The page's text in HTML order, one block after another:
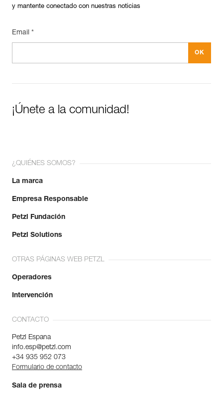
y mantente conectado con nuestras noticias
Email *
¡Únete a la comunidad!
¿QUIÉNES SOMOS?
La marca
Empresa Responsable
Petzl Fundación
Petzl Solutions
OTRAS PÁGINAS WEB PETZL
Operadores
Intervención
CONTACTO
Petzl Espana
info.esp@petzl.com
+34 935 952 073
Formulario de contacto
Sala de prensa